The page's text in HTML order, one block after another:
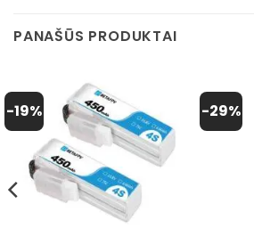
PANAŠŪS PRODUKTAI
-19% -29%